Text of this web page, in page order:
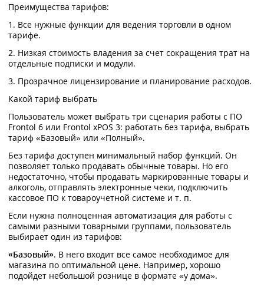
Преимущества тарифов:
1. Все нужные функции для ведения торговли в одном
тарифе.
2. Низкая стоимость владения за счет сокращения трат на
отдельные подписки и модули.
3. Прозрачное лицензирование и планирование расходов.
Какой тариф выбрать
Пользователь может выбрать три сценария работы с ПО
Frontol 6 или Frontol xPOS 3: работать без тарифа, выбрать
тариф «Базовый» или «Полный».
Без тарифа доступен минимальный набор функций. Он
позволяет только продавать обычные товары. Но его
недостаточно, чтобы продавать маркированные товары и
алкоголь, отправлять электронные чеки, подключить
кассовое ПО к товароучетной системе и т. п.
Если нужна полноценная автоматизация для работы с
самыми разными товарными группами, пользователь
выбирает один из тарифов:
«Базовый». В него входит все самое необходимое для
магазина по оптимальной цене. Например, хорошо
подойдет небольшой рознице в формате «у дома».